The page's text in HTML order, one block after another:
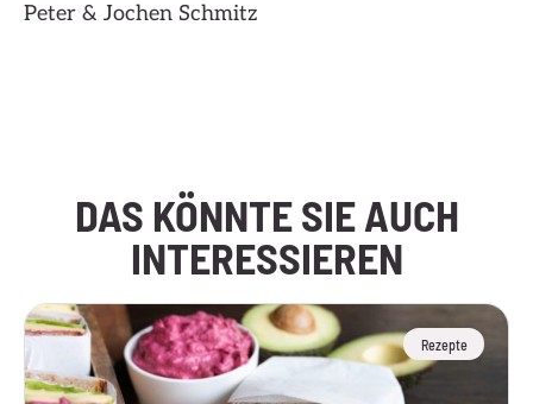
Peter & Jochen Schmitz
DAS KÖNNTE SIE AUCH
INTERESSIEREN
Rezepte